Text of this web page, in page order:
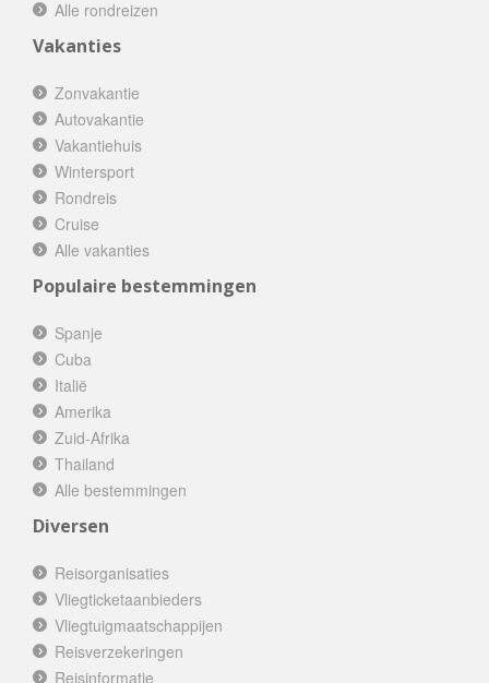
Alle rondreizen
Vakanties
Zonvakantie
Autovakantie
Vakantiehuis
Wintersport
Rondreis
Cruise
Alle vakanties
Populaire bestemmingen
Spanje
Cuba
Italië
Amerika
Zuid-Afrika
Thailand
Alle bestemmingen
Diversen
Reisorganisaties
Vliegticketaanbieders
Vliegtuigmaatschappijen
Reisverzekeringen
Reisinformatie